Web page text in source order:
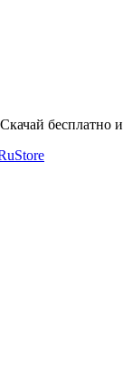
бесплатно